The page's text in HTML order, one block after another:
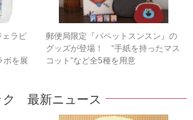
ェラピ
ボを展
郵便局限定『パペットスンスン』の
グッズが登場！ “手紙を持ったマス
コット”など全5種を用意
ク 最新ニュース